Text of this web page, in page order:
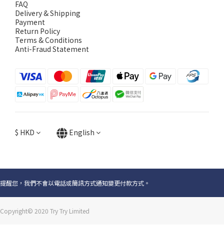
FAQ
Delivery & Shipping
Payment
Return Policy
Terms & Conditions
Anti-Fraud Statement
$ HKD English
提醒您，我們不會以電話或簡訊方式通知變更付款方式。
Copyright© 2020 Try Try Limited